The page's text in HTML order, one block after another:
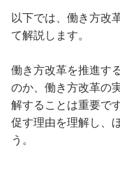
以下では、働き方改
て解説します。
働き方改革を推進す
のか、働き方改革の
解することは重要で
促す理由を理解し、
う。